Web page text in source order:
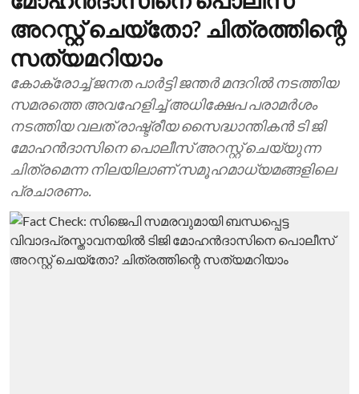
അറസ്റ്റ് ചെയ്തോ? ചിത്രത്തിന്റെ
സത്യമറിയാം
കോക്രോച്ച് ജനത പാര്‍ട്ടി ജന്തര്‍ മന്ദറില്‍ നടത്തിയ
സമരത്തെ അവഹേളിച്ച് അധിക്ഷേപ പരാമര്‍ശം
നടത്തിയ വലത് രാഷ്ട്രീയ സൈദ്ധാന്തികന്‍ ടി ജി
മോഹന്‍ദാസിനെ പൊലീസ് അറസ്റ്റ് ചെയ്യുന്ന
ചിത്രമെന്ന നിലയിലാണ് സമൂഹമാധ്യമങ്ങളിലെ
പ്രചാരണം.